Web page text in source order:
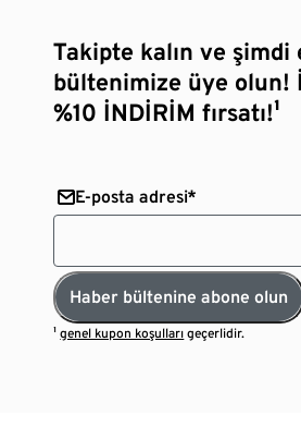
Takipte kalın ve şimdi
bültenimize üye olun!
%10 İNDİRİM fırsatı!¹
E-posta adresi*
Haber bültenine abone olun
¹genel kupon koşulları geçerlidir.